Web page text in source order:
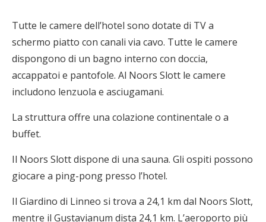
Tutte le camere dell’hotel sono dotate di TV a
schermo piatto con canali via cavo. Tutte le camere
dispongono di un bagno interno con doccia,
accappatoi e pantofole. Al Noors Slott le camere
includono lenzuola e asciugamani.
La struttura offre una colazione continentale o a
buffet.
Il Noors Slott dispone di una sauna. Gli ospiti possono
giocare a ping-pong presso l’hotel.
Il Giardino di Linneo si trova a 24,1 km dal Noors Slott,
mentre il Gustavianum dista 24,1 km. L’aeroporto più